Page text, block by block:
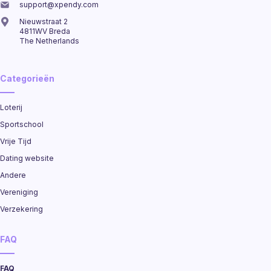
support@xpendy.com
Nieuwstraat 2
4811WV Breda
The Netherlands
Categorieën
Loterij
Sportschool
Vrije Tijd
Dating website
Andere
Vereniging
Verzekering
FAQ
FAQ